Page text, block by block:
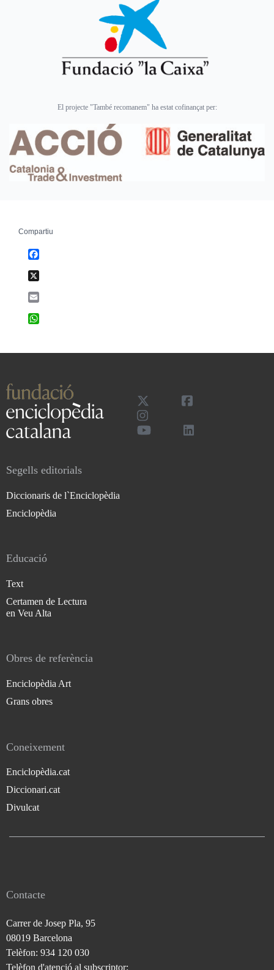
El projecte "També recomanem" ha estat cofinançat per:
Compartiu
Segells editorials
Diccionaris de l`Enciclopèdia
Enciclopèdia
Educació
Text
Certamen de Lectura
en Veu Alta
Obres de referència
Enciclopèdia Art
Grans obres
Coneixement
Enciclopèdia.cat
Diccionari.cat
Divulcat
Contacte
Carrer de Josep Pla, 95
08019 Barcelona
Telèfon: 934 120 030
Telèfon d'atenció al subscriptor: